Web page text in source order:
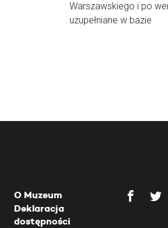
Warszawskiego i po
uzupełniane w bazie
O Muzeum
Deklaracja
dostępności